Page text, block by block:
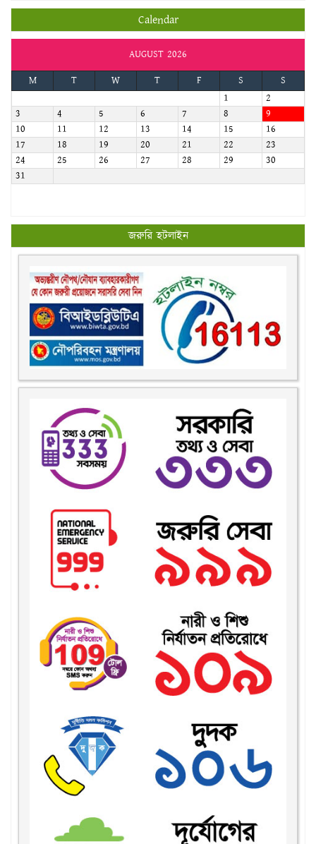
Calendar
AUGUST 2026
M
T W T F S
S
1
2
3
4 5 6 7 8
9
10
11 12 13 14 15
16
17
18 19 20 21 22
23
24
25 26 27 28 29
30
31
জরুরি হটলাইন